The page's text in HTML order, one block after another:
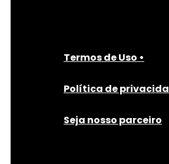
Termos de Uso •
Política de
Seja nosso parceiro